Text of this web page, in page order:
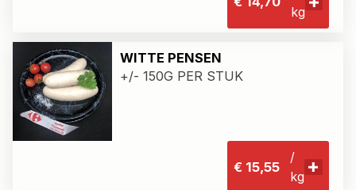
kg
WITTE PENSEN
+/- 150G PER STUK
€ 15,55
/
kg